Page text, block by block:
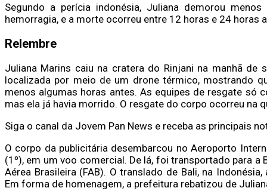
Segundo a perícia indonésia, Juliana demorou
hemorragia, e a morte ocorreu entre 12 horas e 24
Relembre
Juliana Marins caiu na cratera do Rinjani na manhã
localizada por meio de um drone térmico, mostrando
menos algumas horas antes. As equipes de resgate só
mas ela já havia morrido. O resgate do corpo ocorreu na
Siga o canal da Jovem Pan News e receba as principais
O corpo da publicitária desembarcou no Aeroporto
(1º), em um voo comercial. De lá, foi transportado para
Aérea Brasileira (FAB). O translado de Bali, na
Em forma de homenagem, a prefeitura rebatizou de